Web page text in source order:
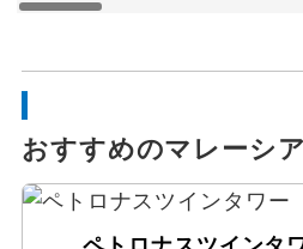
おすすめのマレーシ